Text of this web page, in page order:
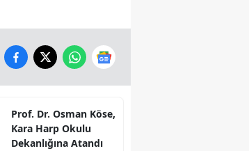
Prof. Dr. Osman Köse,
Kara Harp Okulu
Dekanlığına Atandı